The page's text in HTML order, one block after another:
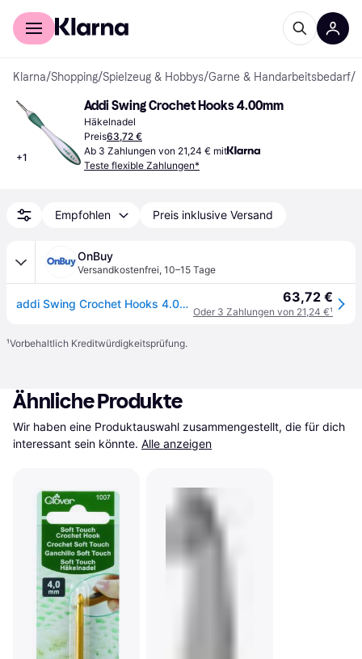
Für Shopper
Klarna/Shopping/Spielzeug & Hobbys/Garne & Handarbeitsbedarf/
+1
Addi Swing Crochet Hooks 4.00mm
Häkelnadel
Preis63,72 €
Ab 3 Zahlungen von 21,24 € mit
Teste flexible Zahlungen*
Empfohlen Preis inklusive Versand
OnBuy
Versandkostenfrei, 10–15 Tage
addi Swing Crochet Hooks 4.00mm 63,72 €
Oder 3 Zahlungen von 21,24 €¹
¹Vorbehaltlich Kreditwürdigkeitsprüfung.
Ähnliche Produkte
Wir haben eine Produktauswahl zusammengestellt, die für dich
interessant sein könnte. Alle anzeigen